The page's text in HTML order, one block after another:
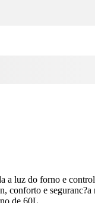
a luz do forno e
conforto e seguranc?a